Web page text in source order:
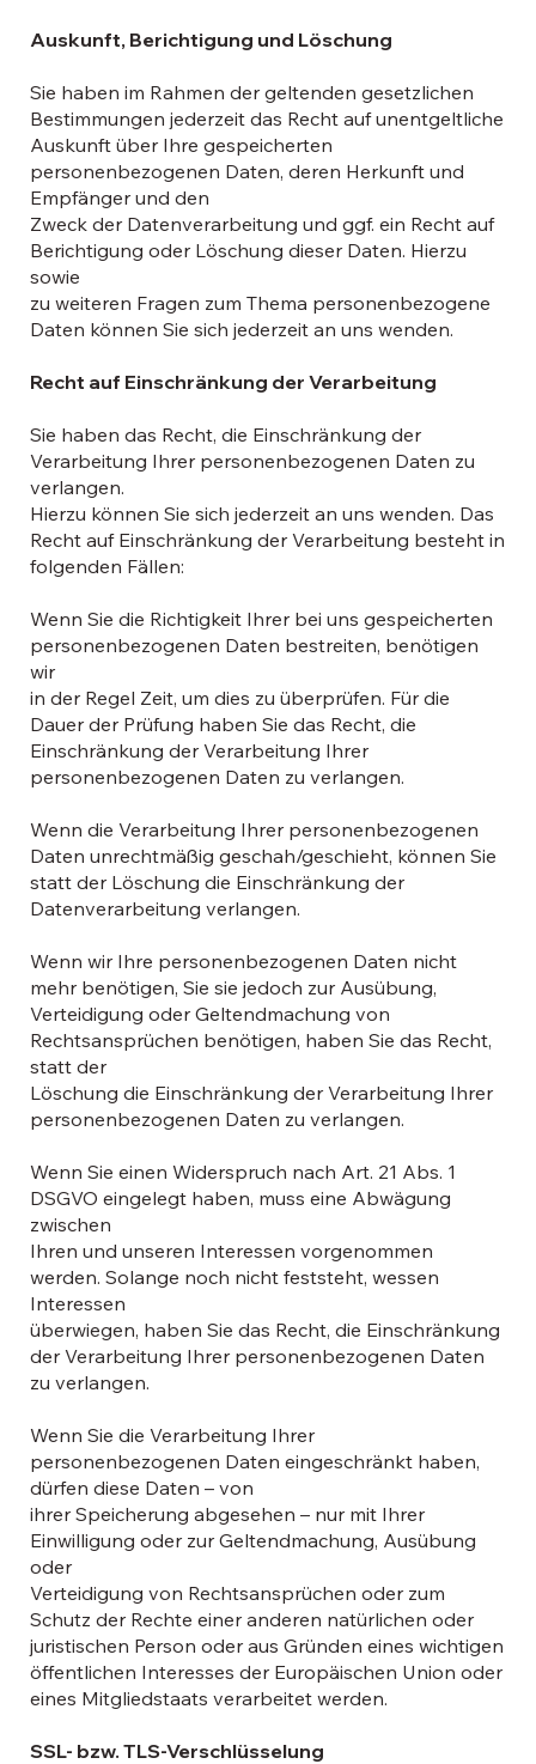
Auskunft, Berichtigung und Löschung
Sie haben im Rahmen der geltenden gesetzlichen
Bestimmungen jederzeit das Recht auf unentgeltliche
Auskunft über Ihre gespeicherten
personenbezogenen Daten, deren Herkunft und
Empfänger und den
Zweck der Datenverarbeitung und ggf. ein Recht auf
Berichtigung oder Löschung dieser Daten. Hierzu
sowie
zu weiteren Fragen zum Thema personenbezogene
Daten können Sie sich jederzeit an uns wenden.
Recht auf Einschränkung der Verarbeitung
Sie haben das Recht, die Einschränkung der
Verarbeitung Ihrer personenbezogenen Daten zu
verlangen.
Hierzu können Sie sich jederzeit an uns wenden. Das
Recht auf Einschränkung der Verarbeitung besteht in
folgenden Fällen:
Wenn Sie die Richtigkeit Ihrer bei uns gespeicherten
personenbezogenen Daten bestreiten, benötigen
wir
in der Regel Zeit, um dies zu überprüfen. Für die
Dauer der Prüfung haben Sie das Recht, die
Einschränkung der Verarbeitung Ihrer
personenbezogenen Daten zu verlangen.
Wenn die Verarbeitung Ihrer personenbezogenen
Daten unrechtmäßig geschah/geschieht, können Sie
statt der Löschung die Einschränkung der
Datenverarbeitung verlangen.
Wenn wir Ihre personenbezogenen Daten nicht
mehr benötigen, Sie sie jedoch zur Ausübung,
Verteidigung oder Geltendmachung von
Rechtsansprüchen benötigen, haben Sie das Recht,
statt der
Löschung die Einschränkung der Verarbeitung Ihrer
personenbezogenen Daten zu verlangen.
Wenn Sie einen Widerspruch nach Art. 21 Abs. 1
DSGVO eingelegt haben, muss eine Abwägung
zwischen
Ihren und unseren Interessen vorgenommen
werden. Solange noch nicht feststeht, wessen
Interessen
überwiegen, haben Sie das Recht, die Einschränkung
der Verarbeitung Ihrer personenbezogenen Daten
zu verlangen.
Wenn Sie die Verarbeitung Ihrer
personenbezogenen Daten eingeschränkt haben,
dürfen diese Daten – von
ihrer Speicherung abgesehen – nur mit Ihrer
Einwilligung oder zur Geltendmachung, Ausübung
oder
Verteidigung von Rechtsansprüchen oder zum
Schutz der Rechte einer anderen natürlichen oder
juristischen Person oder aus Gründen eines wichtigen
öffentlichen Interesses der Europäischen Union oder
eines Mitgliedstaats verarbeitet werden.
SSL- bzw. TLS-Verschlüsselung